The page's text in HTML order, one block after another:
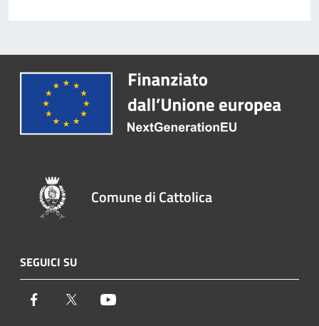
Comune di Cattolica
SEGUICI SU
Facebook Twitter